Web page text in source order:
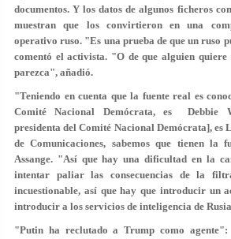
documentos. Y los datos de algunos ficheros
muestran que los convirtieron en una
operativo ruso. "Es una prueba de que un ruso
comentó el activista. "O de que alguien
parezca", añadió.
"Teniendo en cuenta que la fuente real es
Comité Nacional Demócrata, es Debbie
presidenta del Comité Nacional Demócrata],
de Comunicaciones, sabemos que tienen la
Assange. "Así que hay una dificultad en la
intentar paliar las consecuencias de la
incuestionable, así quehay que introducir un
introducir a los servicios de inteligencia de
"Putin ha reclutado a Trump como